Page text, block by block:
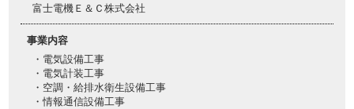
富士電機Ｅ＆Ｃ株式会社
事業内容
・電気設備工事
・電気計装工事
・空調・給排水衛生設備工事
・情報通信設備工事